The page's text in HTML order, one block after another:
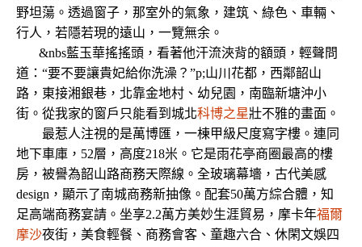
野坦蕩。透過窗子，那室外的氣象，建筑、綠色、車輛、
行人，若隱若現的遠山，一覽無余。
&nbs藍玉華搖搖頭，看著他汗流浹背的額頭，輕聲問
道：“要不要讓貴妃給你洗澡？”p;山川花都，西鄰韶山
路，東接湘銀巷，北靠金地村、幼兒園，南臨新塘沖小
街。從我家的窗戶只能看到城北科博之星壯不雅的畫面。
最惹人注視的是萬博匯，一棟甲級尺度寫字樓。連同
地下車庫，52層，高度218米。它是雨花亭商圈最高的樓
房，被譽為韶山路商務天際線。全玻璃幕墻，古代美感
design，顯示了南城商務新抽像。配套50萬方綜合體，知
足高端商務宴請。坐享2.2萬方美妙生涯貿易，摩卡年福爾
摩沙夜街，美食輕餐、商務會客、童趣六合、休閑文娛四